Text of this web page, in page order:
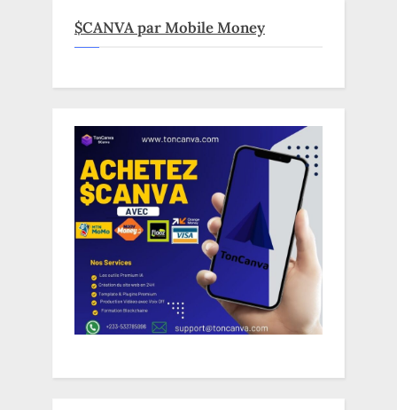
$CANVA par Mobile Money